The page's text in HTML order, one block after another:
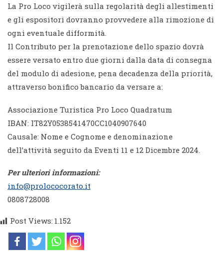
La Pro Loco vigilerà sulla regolarità degli allestimenti
e gli espositori dovranno provvedere alla rimozione di
ogni eventuale difformità.
Il Contributo per la prenotazione dello spazio dovrà
essere versato entro due giorni dalla data di consegna
del modulo di adesione, pena decadenza della priorità,
attraverso bonifico bancario da versare a:
Associazione Turistica Pro Loco Quadratum
IBAN: IT82Y0538541470CC1040907640
Causale: Nome e Cognome e denominazione
dell’attività seguito da Eventi 11 e 12 Dicembre 2024.
Per ulteriori informazioni:
info@prolococorato.it
0808728008
Post Views: 1.152